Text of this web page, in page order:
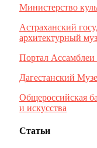
Министерство
Астраханский
архитектурный
Портал
Дагестанский
Общероссийская
и искусства
Статьи